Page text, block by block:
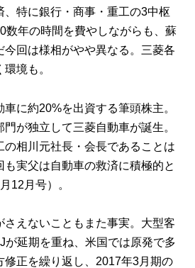
、特に銀行・商事・重工の3中枢
数年の時間を費やしながらも、蘇
今回は様相がやや異なる。三菱各
境も。
に約20%を出資する筆頭株主。
が独立して三菱自動車が誕生。
の相川元社長・会長であることは
も実父は自動車の救済に積極的と
12月号）。
さえないこともまた事実。大型客
が延期を重ね、米国では原発で多
修正を繰り返し、2017年3月期の